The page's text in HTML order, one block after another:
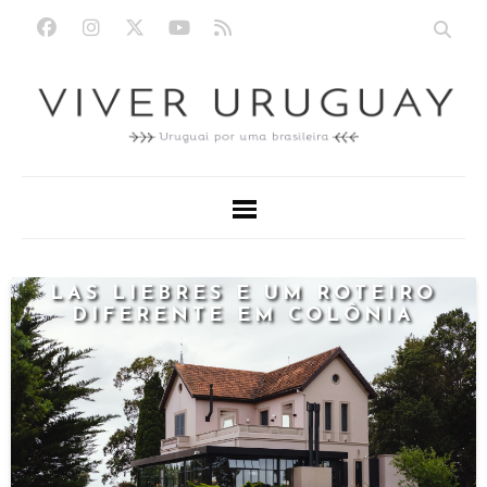
LAS LIEBRES E UM ROTEIRO
DIFERENTE EM COLÔNIA